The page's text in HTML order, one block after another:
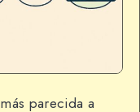
parecida a